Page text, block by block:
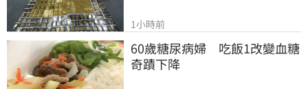
1小時前
60歲糖尿病婦　吃飯1改變血糖
奇蹟下降